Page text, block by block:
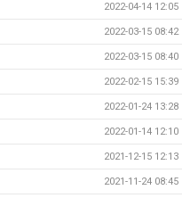
2022-04-14 12:05
2022-03-15 08:42
2022-03-15 08:40
2022-02-15 15:39
2022-01-24 13:28
2022-01-14 12:10
2021-12-15 12:13
2021-11-24 08:45